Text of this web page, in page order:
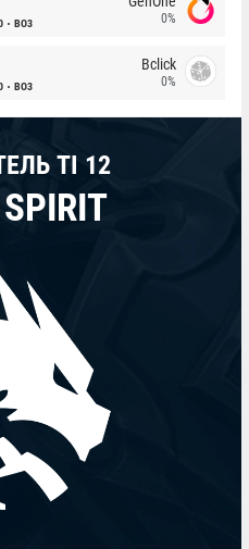
BO3 0%
BO3
Bclick
0%
TI 12